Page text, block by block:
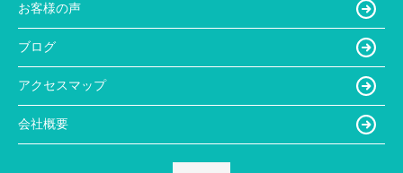
お客様の声
ブログ
アクセスマップ
会社概要